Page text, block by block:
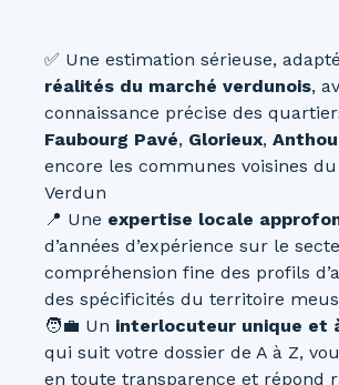
✅ Une estimation sérieuse,
réalités du marché verdunois,
connaissance précise des
Faubourg Pavé, Glorieux,
encore les communes voisines du
Verdun
📍 Une expertise locale
d’années d’expérience sur le
compréhension fine des profils
des spécificités du territoire
🧑‍💼 Un interlocuteur unique et
qui suit votre dossier de A à Z,
en toute transparence et répond